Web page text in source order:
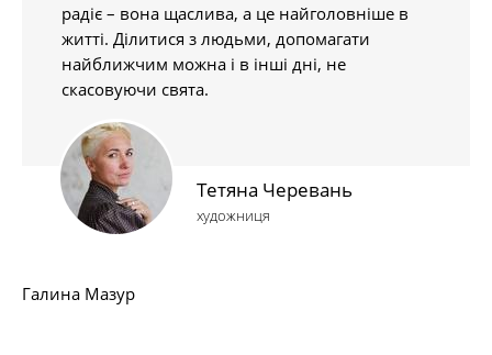
радіє – вона щаслива, а це найголовніше в
житті. Ділитися з людьми, допомагати
найближчим можна і в інші дні, не
скасовуючи свята.
Тетяна Черевань
художниця
Галина Мазур